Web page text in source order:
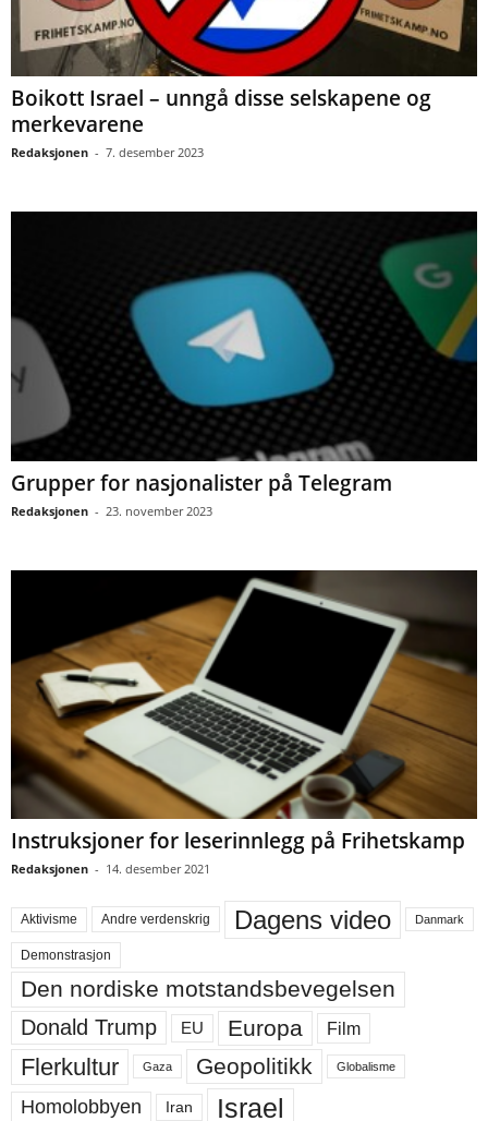
Boikott Israel – unngå disse selskapene og
merkevarene
Redaksjonen - 7. desember 2023
Grupper for nasjonalister på Telegram
Redaksjonen - 23. november 2023
Instruksjoner for leserinnlegg på Frihetskamp
Redaksjonen - 14. desember 2021
Aktivisme Andre verdenskrig Dagens video Danmark
Demonstrasjon
Den nordiske motstandsbevegelsen
Donald Trump EU Europa Film
Flerkultur Gaza Geopolitikk Globalisme
Homolobbyen Iran Israel